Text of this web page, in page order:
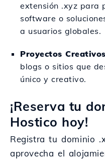
extensión .xyz para
software o
a usuarios globales.
Proyectos Creativos
blogs o sitios que
único y creativo.
¡Reserva tu
Hostico hoy!
Registra tu dominio
aprovecha el